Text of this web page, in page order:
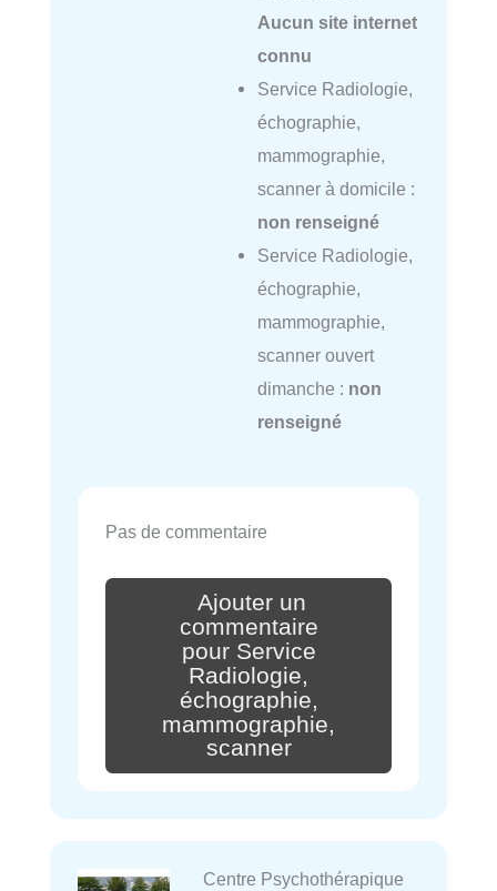
Aucun site internet
connu
Service Radiologie,
échographie,
mammographie,
scanner à domicile :
non renseigné
Service Radiologie,
échographie,
mammographie,
scanner ouvert
dimanche : non
renseigné
Pas de commentaire
Ajouter un
commentaire
pour Service
Radiologie,
échographie,
mammographie,
scanner
Centre Psychothérapique